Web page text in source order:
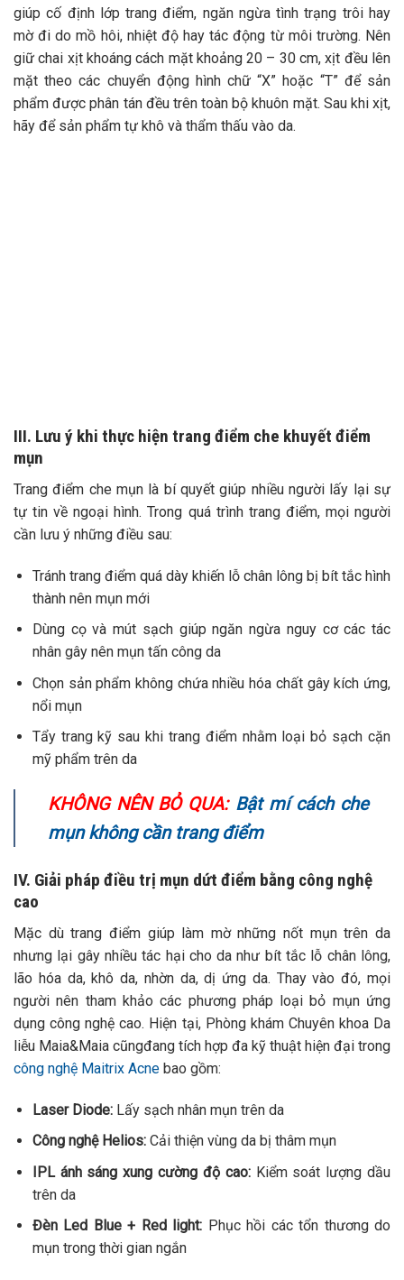
giúp cố định lớp trang điểm, ngăn ngừa tình trạng trôi hay
mờ đi do mồ hôi, nhiệt độ hay tác động từ môi trường. Nên
giữ chai xịt khoáng cách mặt khoảng 20 – 30 cm, xịt đều lên
mặt theo các chuyển động hình chữ “X” hoặc “T” để sản
phẩm được phân tán đều trên toàn bộ khuôn mặt. Sau khi xịt,
hãy để sản phẩm tự khô và thẩm thấu vào da.
III. Lưu ý khi thực hiện trang điểm che khuyết điểm
mụn
Trang điểm che mụn là bí quyết giúp nhiều người lấy lại sự
tự tin về ngoại hình. Trong quá trình trang điểm, mọi người
cần lưu ý những điều sau:
Tránh trang điểm quá dày khiến lỗ chân lông bị bít tắc hình
thành nên mụn mới
Dùng cọ và mút sạch giúp ngăn ngừa nguy cơ các tác
nhân gây nên mụn tấn công da
Chọn sản phẩm không chứa nhiều hóa chất gây kích ứng,
nổi mụn
Tẩy trang kỹ sau khi trang điểm nhằm loại bỏ sạch cặn
mỹ phẩm trên da
KHÔNG NÊN BỎ QUA: Bật mí cách che
mụn không cần trang điểm
IV. Giải pháp điều trị mụn dứt điểm bằng công nghệ
cao
Mặc dù trang điểm giúp làm mờ những nốt mụn trên da
nhưng lại gây nhiều tác hại cho da như bít tắc lỗ chân lông,
lão hóa da, khô da, nhờn da, dị ứng da. Thay vào đó, mọi
người nên tham khảo các phương pháp loại bỏ mụn ứng
dụng công nghệ cao. Hiện tại, Phòng khám Chuyên khoa Da
liễu Maia&Maia cũngđang tích hợp đa kỹ thuật hiện đại trong
công nghệ Maitrix Acne bao gồm:
Laser Diode: Lấy sạch nhân mụn trên da
Công nghệ Helios: Cải thiện vùng da bị thâm mụn
IPL ánh sáng xung cường độ cao:Kiểm soát lượng dầu
trên da
Đèn Led Blue + Red light: Phục hồi các tổn thương do
mụn trong thời gian ngắn